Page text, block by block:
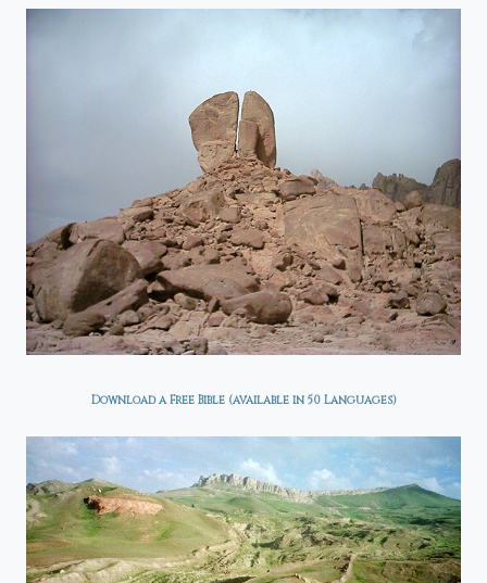
Download a Free Bible (available in 50 Languages)